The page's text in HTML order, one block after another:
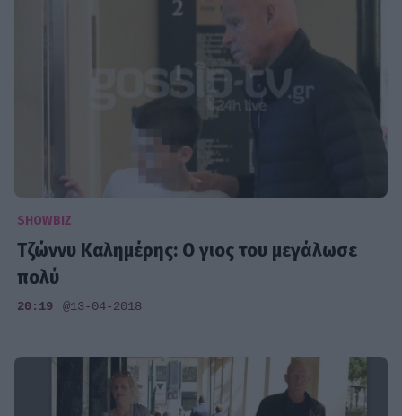
SHOWBIZ
Τζώννυ Καλημέρης: Ο γιος του μεγάλωσε
πολύ
20:19 @13-04-2018